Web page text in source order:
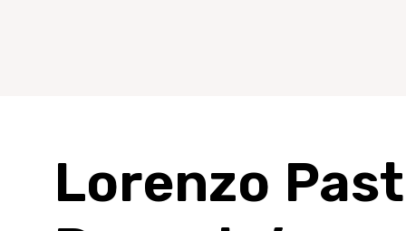
Lorenzo